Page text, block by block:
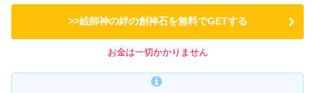
>>絵師神の絆の創神石を無料でGETする
お金は一切かかりません